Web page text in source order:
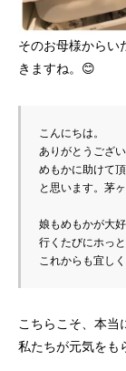
そのお母様からい
きますね。😊
こんにちは。
ありがとうござい
めもかに助けて
と思います。茅
娘もめもかが大
行くたびにホっ
これからも宜し
こちらこそ、本当
私たちが元気をも